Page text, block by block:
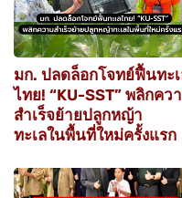
มก. ปลดล็อกโจทย์ฟื้นทะ
ไทย! “KU-SST” พลิกคว
สำเร็จย้ายปลูกหญ้า
ทะเลในพื้นที่ใหม่ครั้งแรก